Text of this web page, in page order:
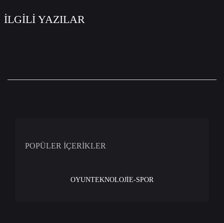
İLGİLİ YAZILAR
POPÜLER İÇERİKLER
OYUNTEKNOLOJİE-SPOR